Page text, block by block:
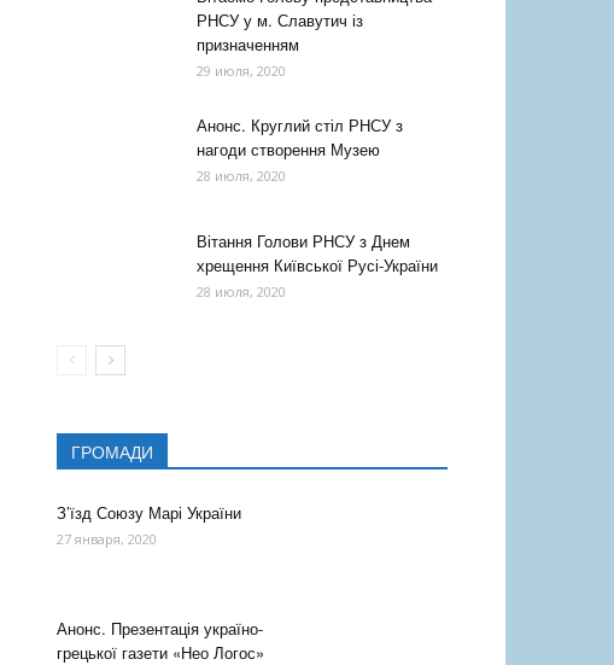
РНСУ у м. Славутич із
призначенням
29 июля, 2020
Анонс. Круглий стіл РНСУ з
нагоди створення Музею
28 июля, 2020
Вітання Голови РНСУ з Днем
хрещення Київської Русі-України
28 июля, 2020
ГРОМАДИ
З’їзд Союзу Марі України
27 января, 2020
Анонс. Презентація україно-
грецької газети «Нео Логос»